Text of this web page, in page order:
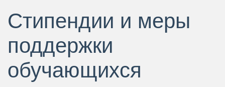
Стипендии и меры
поддержки
обучающихся